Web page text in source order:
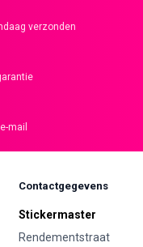
verzonden
mail
Contactgegevens
Stickermaster
Rendementstraat